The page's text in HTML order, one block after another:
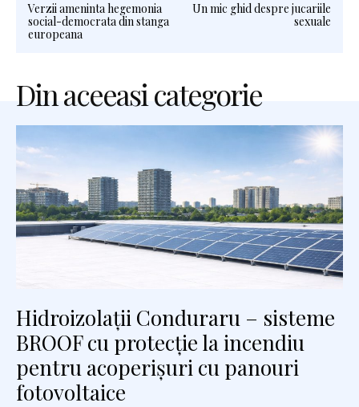
Verzii ameninta hegemonia
social-democrata din stanga
europeana
Un mic ghid despre jucariile
sexuale
Din aceeasi categorie
Hidroizolații Conduraru – sisteme
BROOF cu protecție la incendiu
pentru acoperișuri cu panouri
fotovoltaice